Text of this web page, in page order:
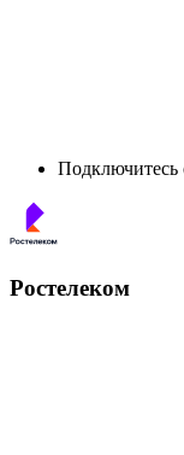
Подключитесь
Ростелеком